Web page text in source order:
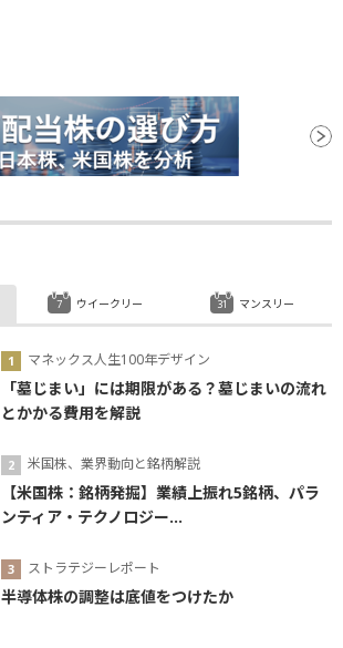
マネックス人生100年デザイン
「墓じまい」には期限がある？墓じまいの流れ
とかかる費用を解説
米国株、業界動向と銘柄解説
【米国株：銘柄発掘】業績上振れ5銘柄、パラ
ンティア・テクノロジー...
ストラテジーレポート
半導体株の調整は底値をつけたか
ウイークリー マンスリー